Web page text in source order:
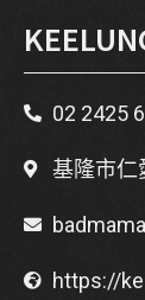
02 2425
基隆市仁
https://